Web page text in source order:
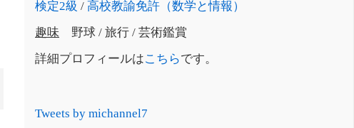
検定2級 / 高校教諭免許（数学と情報）
趣味 野球 / 旅行 / 芸術鑑賞
詳細プロフィールはこちらです。
Tweets by michannel7